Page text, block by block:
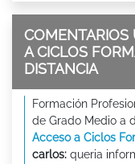
COMENTARIOS
A CICLOS
DISTANCIA
Formación
de Grado Medio a
Acceso a Ciclos
carlos: queria